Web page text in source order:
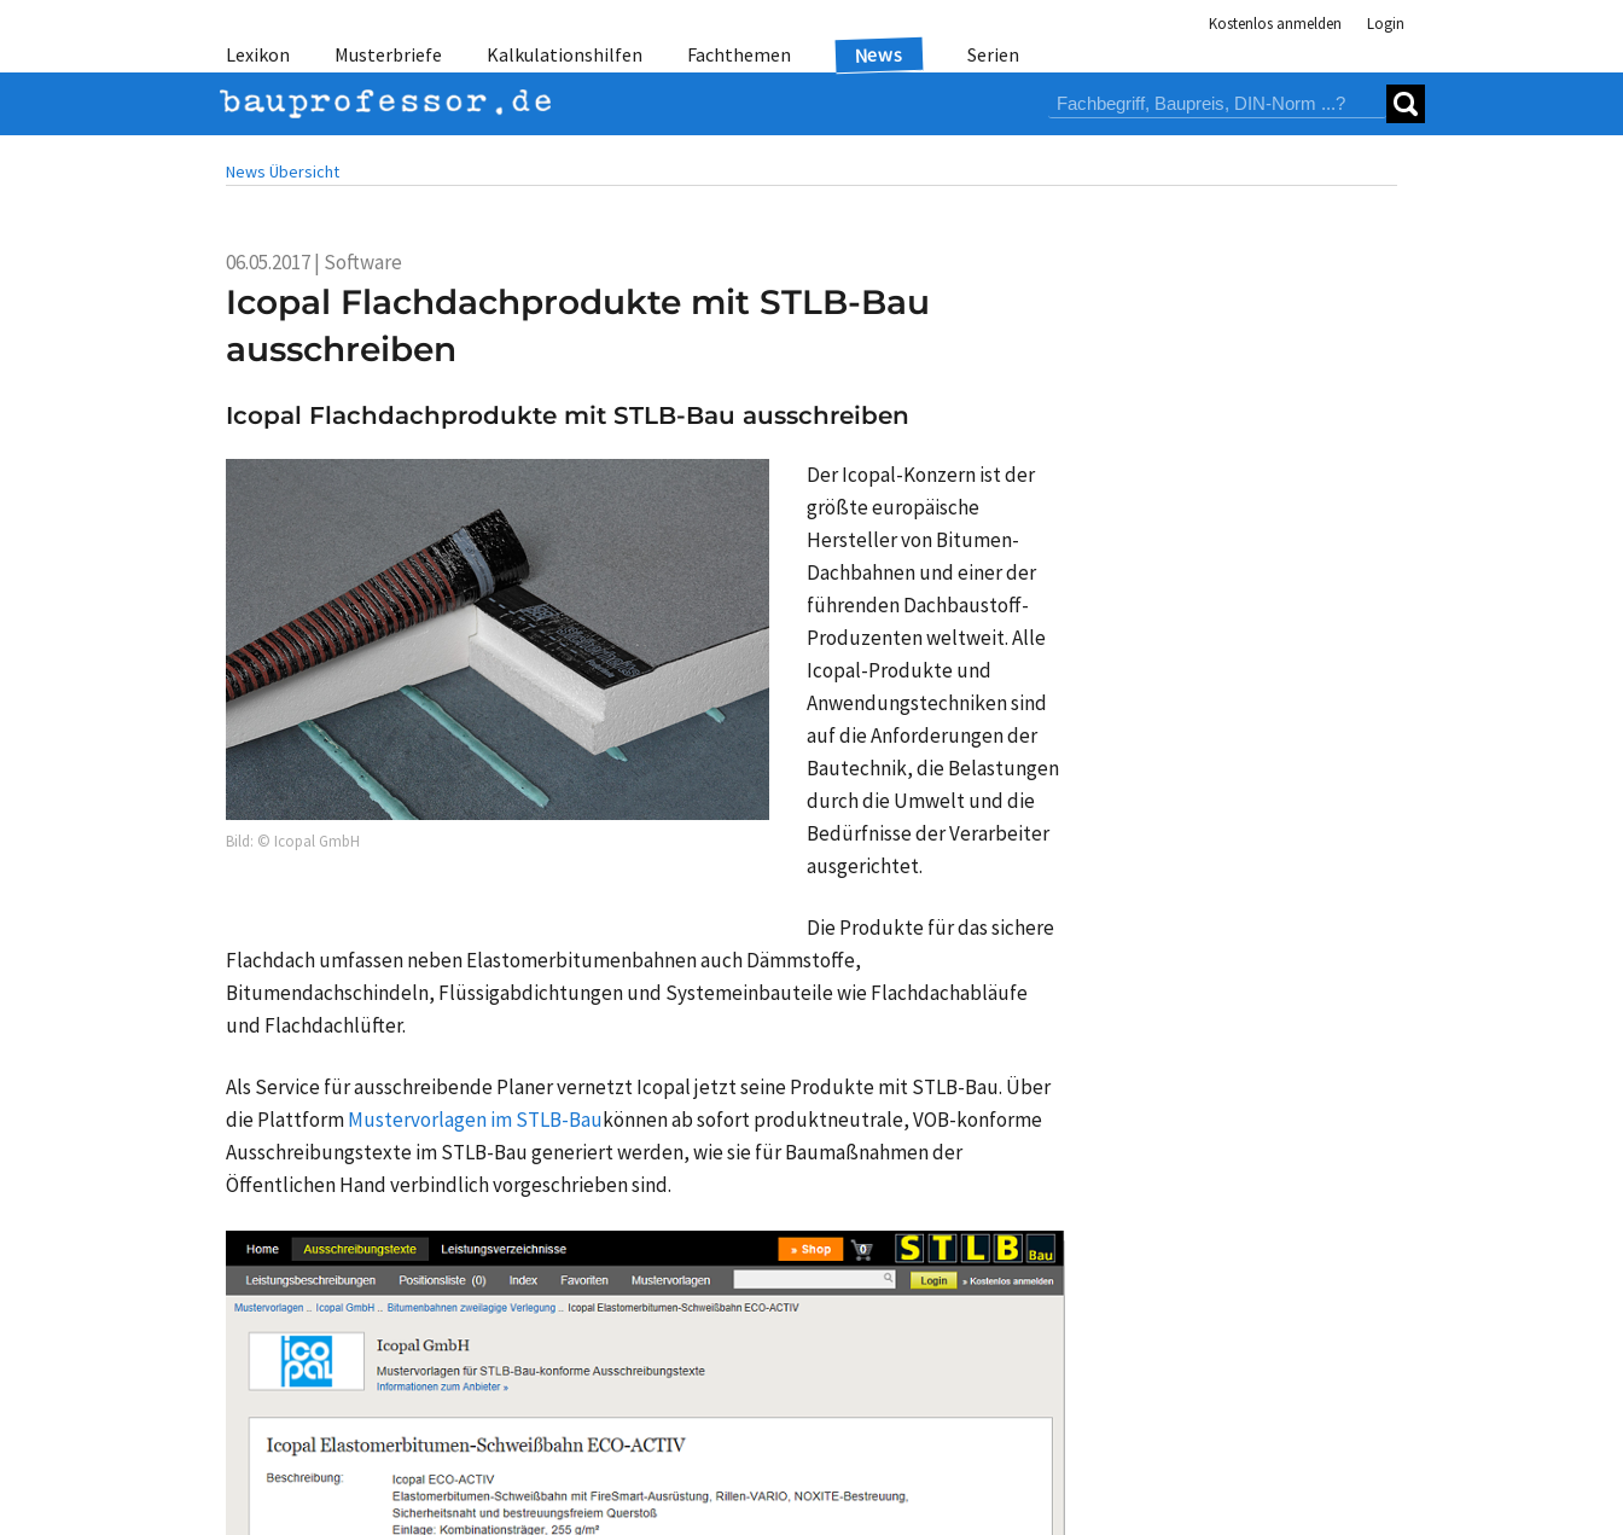
Kostenlos anmelden Login
Lexikon Musterbriefe Kalkulationshilfen Fachthemen News Serien
News Übersicht
06.05.2017 | Software
Icopal Flachdachprodukte mit STLB-Bau
ausschreiben
Icopal Flachdachprodukte mit STLB-Bau ausschreiben
Bild: © Icopal GmbH
Der Icopal-Konzern ist der
größte europäische
Hersteller von Bitumen-
Dachbahnen und einer der
führenden Dachbaustoff-
Produzenten weltweit. Alle
Icopal-Produkte und
Anwendungstechniken sind
auf die Anforderungen der
Bautechnik, die Belastungen
durch die Umwelt und die
Bedürfnisse der Verarbeiter
ausgerichtet.
Die Produkte für das sichere
Flachdach umfassen neben Elastomerbitumenbahnen auch Dämmstoffe,
Bitumendachschindeln, Flüssigabdichtungen und Systemeinbauteile wie Flachdachabläufe
und Flachdachlüfter.
Als Service für ausschreibende Planer vernetzt Icopal jetzt seine Produkte mit STLB-Bau. Über
die PlattformMustervorlagen im STLB-Baukönnen ab sofort produktneutrale, VOB-konforme
Ausschreibungstexte im STLB-Bau generiert werden, wie sie für Baumaßnahmen der
Öffentlichen Hand verbindlich vorgeschrieben sind.